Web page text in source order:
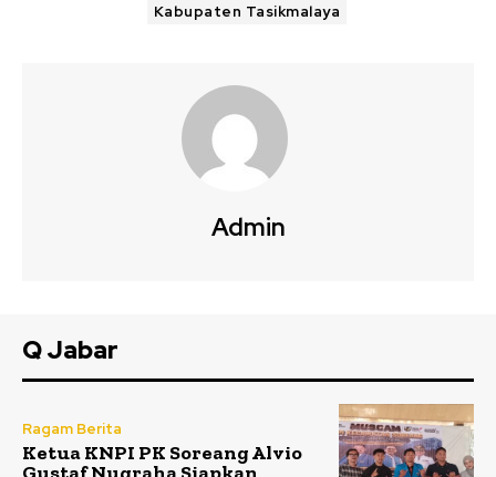
Kabupaten Tasikmalaya
Admin
Q Jabar
Ragam Berita
Ketua KNPI PK Soreang Alvio